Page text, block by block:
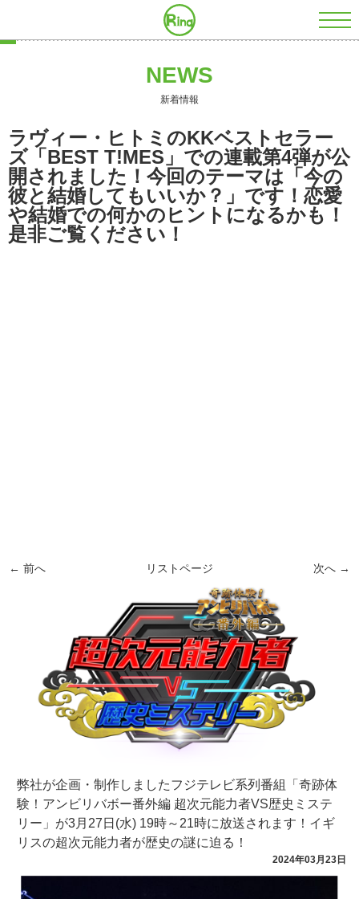
NEWS
新着情報
ラヴィー・ヒトミのKKベストセラー
ズ「BEST T!MES」での連載第4弾が公
開されました！今回のテーマは「今の
彼と結婚してもいいか？」です！恋愛
や結婚での何かのヒントになるかも！
是非ご覧ください！
← 前へ リストページ 次へ →
2024年03月23日
弊社が企画・制作しましたフジテレビ系列番組「奇跡体
験！アンビリバボー番外編 超次元能力者VS歴史ミステ
リー」が3月27日(水) 19時～21時に放送されます！イギ
リスの超次元能力者が歴史の謎に迫る！